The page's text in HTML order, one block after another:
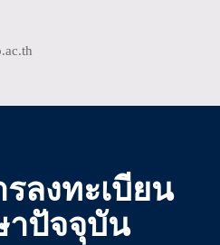
ลงทะเบียน
ปัจจุบัน